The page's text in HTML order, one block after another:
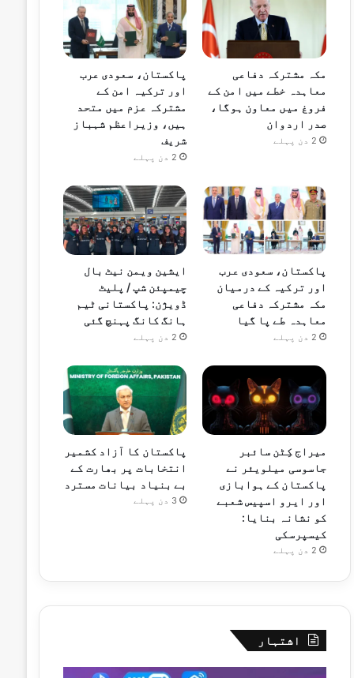
مکہ مشترکہ دفاعی
معاہدہ خطے میں امن کے
فروغ میں معاون ہوگا،
صدر اردوان
2 دن پہلے
پاکستان، سعودی عرب
اور ترکیہ امن کے
مشترکہ عزم میں متحد
ہیں، وزیراعظم شہباز
شریف
2 دن پہلے
پاکستان، سعودی عرب
اور ترکیہ کے درمیان
مکہ مشترکہ دفاعی
معاہدہ طے پا گیا
2 دن پہلے
ایشین ویمن نیٹ بال
چیمپئن شپ / پلیٹ
ڈویژن: پاکستانی ٹیم
ہانگ کانگ پہنچ گئی
2 دن پہلے
میراج کِٹن سائبر
جاسوسی میلویئر نے
پاکستان کے ہوابازی
اور ایرو اسپیس شعبے
کو نشانہ بنایا:
کیسپرسکی
2 دن پہلے
پاکستان کا آزاد کشمیر
انتخابات پر بھارت کے
بے بنیاد بیانات مسترد
3 دن پہلے
اشتہار